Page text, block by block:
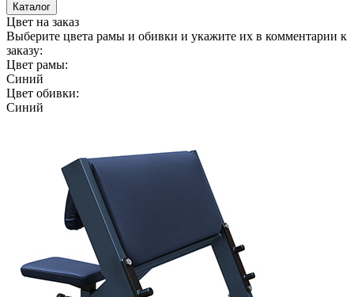
Каталог
Цвет на заказ
Выберите цвета рамы и обивки и укажите их в комментарии к
заказу:
Цвет рамы:
Синий
Цвет обивки:
Синий